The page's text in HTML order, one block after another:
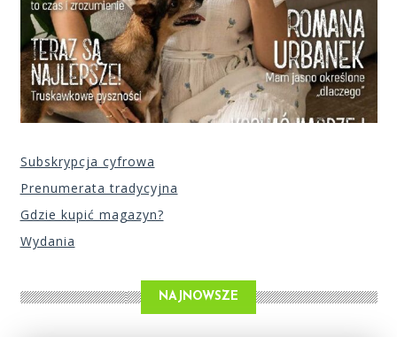
Subskrypcja cyfrowa
Prenumerata tradycyjna
Gdzie kupić magazyn?
Wydania
NAJNOWSZE